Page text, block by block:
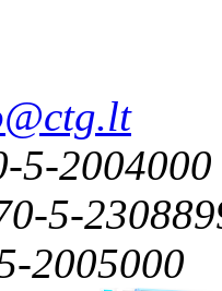
5-2004000
5-
2005000